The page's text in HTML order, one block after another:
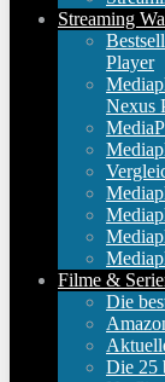
Streaming
Player
Nexus
Filme &
Die
Die 25